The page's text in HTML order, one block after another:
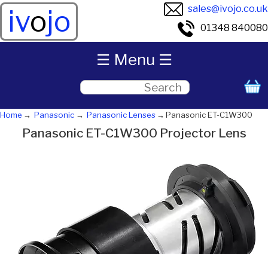
ivojo
sales@ivojo.co.uk
01348 840080
Home Panasonic Panasonic Lenses Panasonic ET-C1W300
Panasonic ET-C1W300 Projector Lens
☰ Menu ☰